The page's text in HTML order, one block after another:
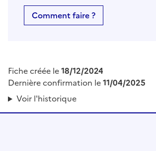
Comment faire ?
Fiche créée le18/12/2024
Dernière confirmation le11/04/2025
Voir l'historique